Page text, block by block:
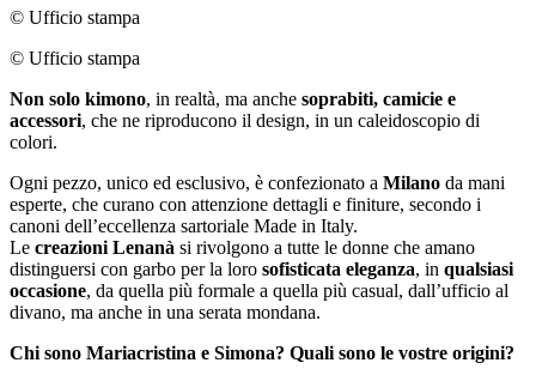
© Ufficio stampa
© Ufficio stampa
Non solo kimono, in realtà, ma anche soprabiti, camicie e
accessori, che ne riproducono il design, in un caleidoscopio di
colori.
Ogni pezzo, unico ed esclusivo, è confezionato a Milano da mani
esperte, che curano con attenzione dettagli e finiture, secondo i
canoni dell’eccellenza sartoriale Made in Italy.
Le creazioni Lenanà si rivolgono a tutte le donne che amano
distinguersi con garbo per la loro sofisticata eleganza, in qualsiasi
occasione, da quella più formale a quella più casual, dall’ufficio al
divano, ma anche in una serata mondana.
Chi sono Mariacristina e Simona? Quali sono le vostre origini?